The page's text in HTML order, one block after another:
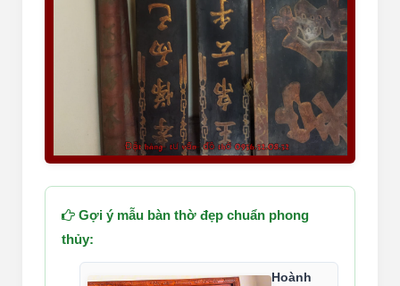
Gợi ý mẫu bàn thờ đẹp chuẩn phong
thủy:
Hoành